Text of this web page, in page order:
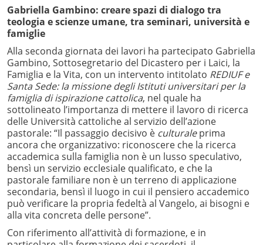
Gabriella Gambino: creare spazi di dialogo tra
teologia e scienze umane, tra seminari, università e
famiglie
Alla seconda giornata dei lavori ha partecipato Gabriella
Gambino, Sottosegretario del Dicastero per i Laici, la
Famiglia e la Vita, con un intervento intitolato REDIUF e
Santa Sede: la missione degli Istituti universitari per la
famiglia di ispirazione cattolica, nel quale ha
sottolineato l’importanza di mettere il lavoro di ricerca
delle Università cattoliche al servizio dell’azione
pastorale: “Il passaggio decisivo è culturaleprima
ancora che organizzativo: riconoscere che la ricerca
accademica sulla famiglia non è un lusso speculativo,
bensì un servizio ecclesiale qualificato, e che la
pastorale familiare non è un terreno di applicazione
secondaria, bensì il luogo in cui il pensiero accademico
può verificare la propria fedeltà al Vangelo, ai bisogni e
alla vita concreta delle persone”.
Con riferimento all’attività di formazione, e in